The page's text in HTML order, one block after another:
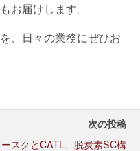
お届けします。
、日々の業務にぜひお
次の投稿
スクとCATL、脱炭素SC構